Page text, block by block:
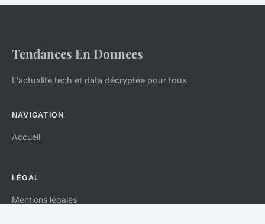
Tendances En Donnees
L'actualité tech et data décryptée pour tous
NAVIGATION
Accueil
LÉGAL
Mentions légales